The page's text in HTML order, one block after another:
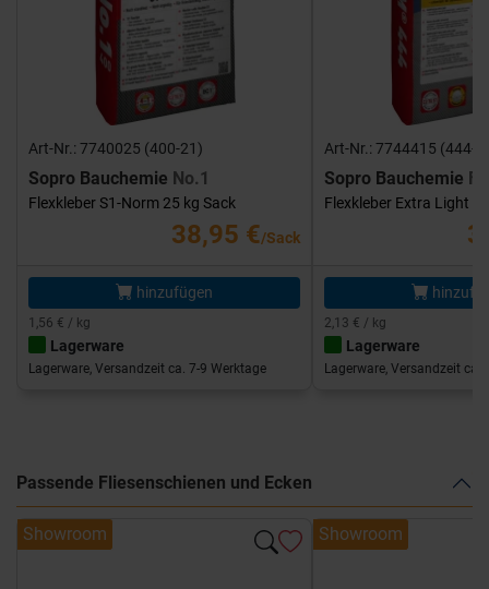
Art-Nr.: 7740025 (400-21)
Sopro Bauchemie No.1
Flexkleber S1-Norm 25 kg Sack
38,95 €/Sack
hinzufügen
1,56 € / kg
Lagerware
Lagerware, Versandzeit ca. 7-9 Werktage
Art-Nr.: 7744415 (444-
Sopro Bauchemie
Flexkleber Extra Light
2,13 € / kg
Lagerware
Lagerware, Versandzeit ca.
Passende Fliesenschienen und Ecken
Showroom Showroom